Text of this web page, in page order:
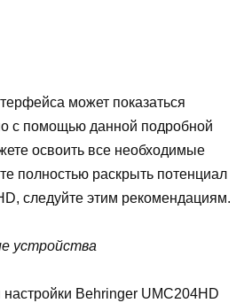
может показаться
с помощью данной подробной
освоить все необходимые
полностью раскрыть потенциал
следуйте этим рекомендациям.
устройства
Behringer UMC204HD